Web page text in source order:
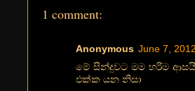
1 comment:
Anonymous June 7,
මේ සින්දුවට මම හරිම
එක්ක යන නිසා